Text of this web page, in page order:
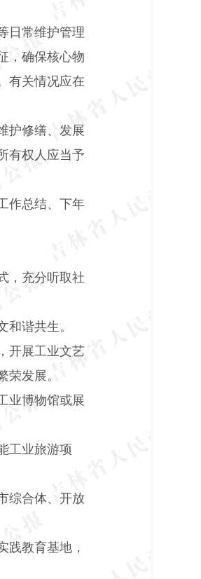
日常维护管理
，确保核心物
有关情况应在
护修缮、发展
有权人应当予
作总结、下年
，充分听取社
谐共生。
开展工业文艺
发展。
业博物馆或展
工业旅游项
综合体、开放
教育基地，